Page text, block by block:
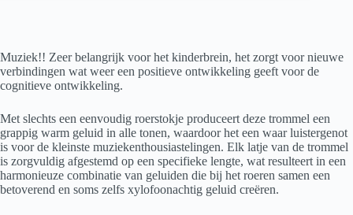
Muziek!! Zeer belangrijk voor het kinderbrein, het zorgt voor nieuwe
verbindingen wat weer een positieve ontwikkeling geeft voor de
cognitieve ontwikkeling.
Met slechts een eenvoudig roerstokje produceert deze trommel een
grappig warm geluid in alle tonen, waardoor het een waar luistergenot
is voor de kleinste muziekenthousiastelingen. Elk latje van de trommel
is zorgvuldig afgestemd op een specifieke lengte, wat resulteert in een
harmonieuze combinatie van geluiden die bij het roeren samen een
betoverend en soms zelfs xylofoonachtig geluid creëren.